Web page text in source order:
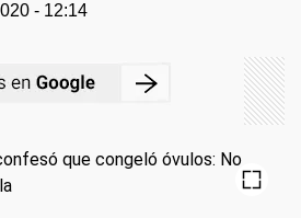
- 12:14